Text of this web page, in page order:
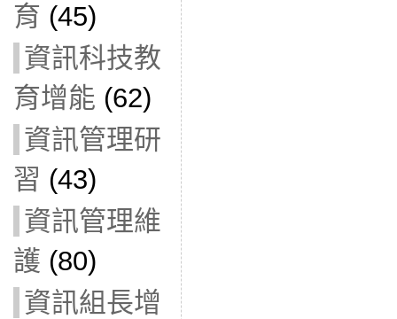
育 (45)
資訊科技教
育增能 (62)
資訊管理研
習 (43)
資訊管理維
護 (80)
資訊組長增